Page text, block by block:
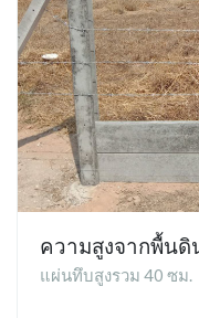
ความสูงจากพื้นดิ
แผ่นทึบสูงรวม 40 ซม.